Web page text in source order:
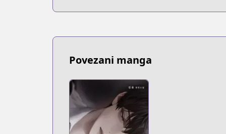
Povezani manga